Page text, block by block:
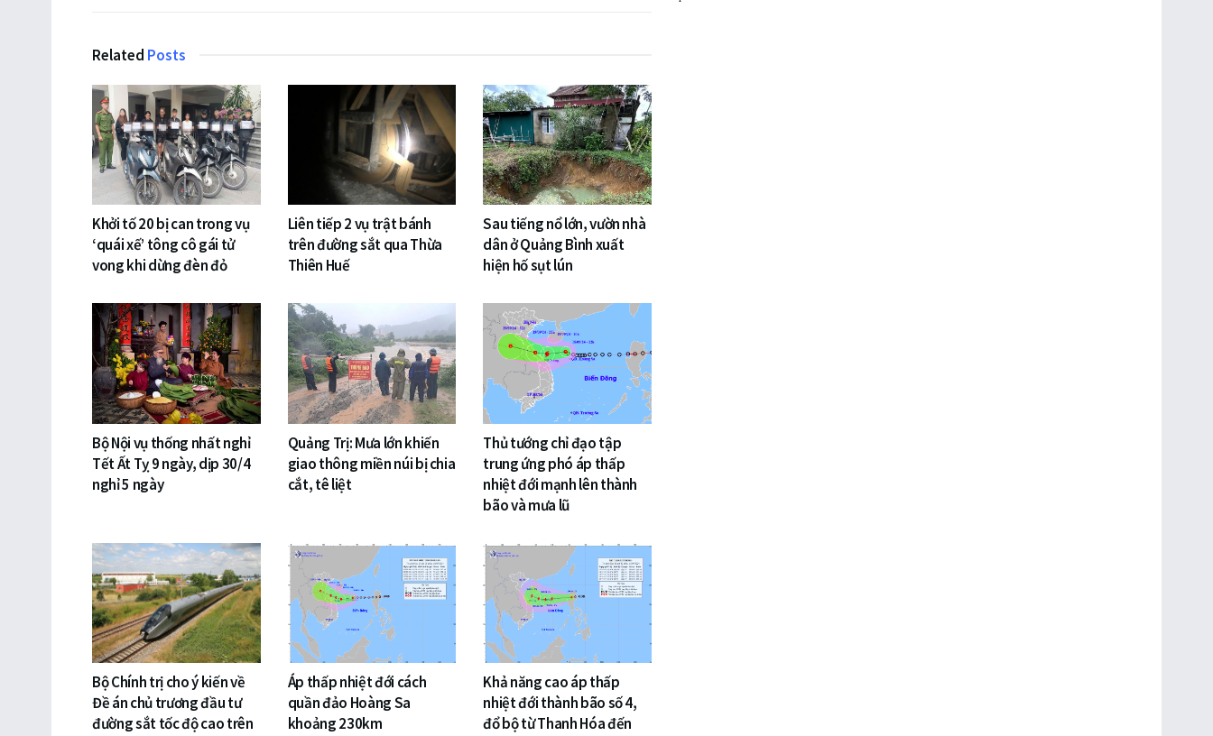
Related Posts
Khởi tố 20 bị can trong vụ
‘quái xế’ tông cô gái tử
vong khi dừng đèn đỏ
Liên tiếp 2 vụ trật bánh
trên đường sắt qua Thừa
Thiên Huế
Sau tiếng nổ lớn, vườn nhà
dân ở Quảng Bình xuất
hiện hố sụt lún
Bộ Nội vụ thống nhất nghỉ
Tết Ất Tỵ 9 ngày, dịp 30/4
nghỉ 5 ngày
Quảng Trị: Mưa lớn khiến
giao thông miền núi bị chia
cắt, tê liệt
Thủ tướng chỉ đạo tập
trung ứng phó áp thấp
nhiệt đới mạnh lên thành
bão và mưa lũ
Bộ Chính trị cho ý kiến về
Đề án chủ trương đầu tư
đường sắt tốc độ cao trên
Áp thấp nhiệt đới cách
quần đảo Hoàng Sa
khoảng 230km
Khả năng cao áp thấp
nhiệt đới thành bão số 4,
đổ bộ từ Thanh Hóa đến